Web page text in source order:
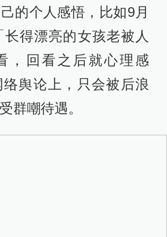
的个人感悟，比如9月
得漂亮的女孩老被人
，回看之后就心理感
舆论上，只会被后浪
群嘲待遇。